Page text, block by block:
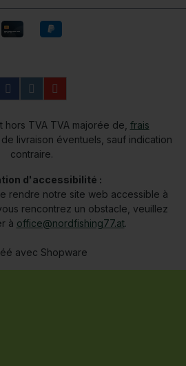
TVA TVA majorée de, frais
livraison éventuels, sauf indication
contraire.
d'accessibilité :
rendre notre site web accessible à
rencontrez un obstacle, veuillez
à office@nordfishing77.at.
avec Shopware